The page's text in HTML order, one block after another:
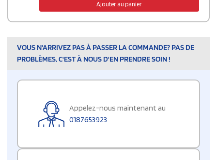
Ajouter au panier
VOUS N'ARRIVEZ PAS À PASSER LA COMMANDE? PAS DE
PROBLÈMES, C'EST À NOUS D'EN PRENDRE SOIN !
Appelez-nous maintenant au
0187653923